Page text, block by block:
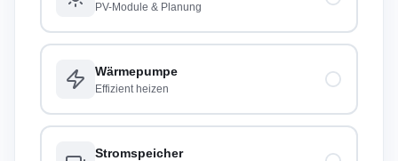
PV-Module & Planung
Wärmepumpe
Effizient heizen
Stromspeicher